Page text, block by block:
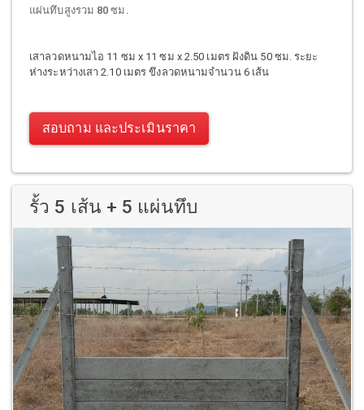
แผ่นทึบสูงรวม 80 ซม.
เสาลวดหนามไอ 11 ซม x 11 ซม x 2.50 เมตร ฝังดิน 50 ซม. ระยะ
ห่างระหว่างเสา 2.10 เมตร ขึงลวดหนามจำนวน 6 เส้น
สอบถาม และประเมินราคา
รั้ว 5 เส้น + 5 แผ่นทึบ